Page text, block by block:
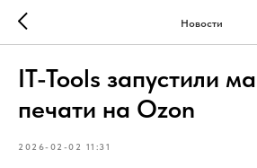
Новости
IT-Tools запустили
печати на Ozon
2026-02-02 11:31